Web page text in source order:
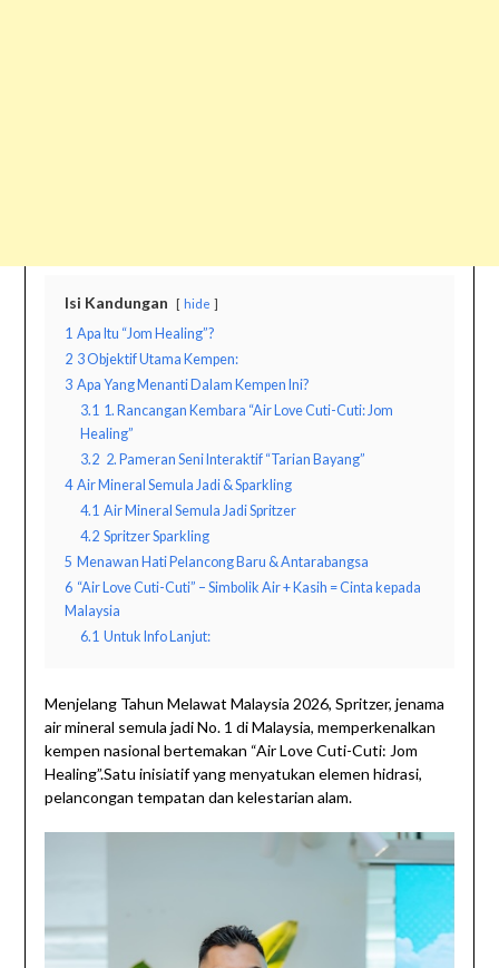
Isi Kandungan hide
1 Apa Itu “Jom Healing”?
2 3 Objektif Utama Kempen:
3 Apa Yang Menanti Dalam Kempen Ini?
3.1 1. Rancangan Kembara “Air Love Cuti-Cuti: Jom
Healing”
3.2 ️ 2. Pameran Seni Interaktif “Tarian Bayang”
4 Air Mineral Semula Jadi & Sparkling
4.1 Air Mineral Semula Jadi Spritzer
4.2 Spritzer Sparkling
5 Menawan Hati Pelancong Baru & Antarabangsa
6 “Air Love Cuti-Cuti” – Simbolik Air + Kasih = Cinta kepada
Malaysia
6.1 Untuk Info Lanjut:
Menjelang Tahun Melawat Malaysia 2026, Spritzer, jenama
air mineral semula jadi No. 1 di Malaysia, memperkenalkan
kempen nasional bertemakan “Air Love Cuti-Cuti: Jom
Healing”.Satu inisiatif yang menyatukan elemen hidrasi,
pelancongan tempatan dan kelestarian alam.